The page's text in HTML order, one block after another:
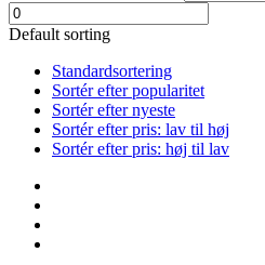
Default sorting
Standardsortering
Sortér efter popularitet
Sortér efter nyeste
Sortér efter pris: lav til høj
Sortér efter pris: høj til lav